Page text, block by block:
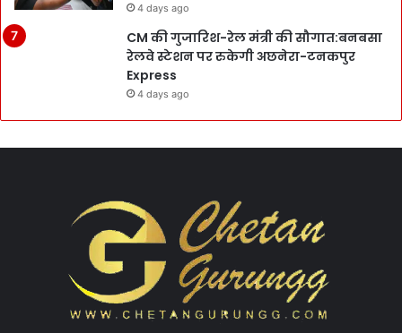
4 days ago
CM की गुजारिश-रेल मंत्री की सौगात:बनबसा
रेलवे स्टेशन पर रुकेगी अछनेरा-टनकपुर
Express
4 days ago